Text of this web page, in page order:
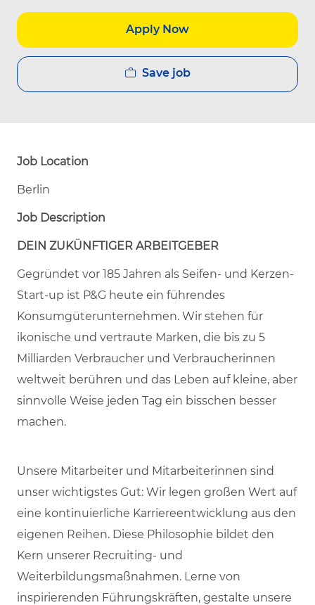
Apply Now
Save job
Job Location
Berlin
Job Description
DEIN ZUKÜNFTIGER ARBEITGEBER
Gegründet vor 185 Jahren als Seifen- und Kerzen-
Start-up ist P&G heute ein führendes
Konsumgüterunternehmen. Wir stehen für
ikonische und vertraute Marken, die bis zu 5
Milliarden Verbraucher und Verbraucherinnen
weltweit berühren und das Leben auf kleine, aber
sinnvolle Weise jeden Tag ein bisschen besser
machen.
Unsere Mitarbeiter und Mitarbeiterinnen sind
unser wichtigstes Gut: Wir legen großen Wert auf
eine kontinuierliche Karriereentwicklung aus den
eigenen Reihen. Diese Philosophie bildet den
Kern unserer Recruiting- und
Weiterbildungsmaßnahmen. Lerne von
inspirierenden Führungskräften, gestalte unsere